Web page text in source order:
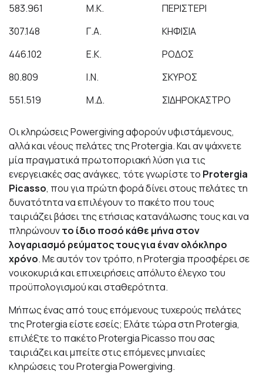
583.961
Μ.Κ.
ΠΕΡΙΣΤΕΡΙ
307.148
Γ.Α.
ΚΗΦΙΣΙΑ
446.102
Ε.Κ.
ΡΟΔΟΣ
80.809
Ι.Ν.
ΣΚΥΡΟΣ
551.519
Μ.Δ. ΣΙΔΗΡΟΚΑΣΤΡΟ
Οι κληρώσεις Powergiving αφορούν υφιστάμενους,
αλλά και νέους πελάτες της Protergia. Και αν ψάχνετε
μία πραγματικά πρωτοποριακή λύση για τις
ενεργειακές σας ανάγκες, τότε γνωρίστε το Protergia
Picasso, που για πρώτη φορά δίνει στους πελάτες τη
δυνατότητα να επιλέγουν το πακέτο που τους
ταιριάζει βάσει της ετήσιας κατανάλωσης τους και να
πληρώνουντο ίδιο ποσό κάθε μήνα στον
λογαριασμό ρεύματος τους για έναν ολόκληρο
χρόνο. Με αυτόν τον τρόπο, η Protergia προσφέρει σε
νοικοκυριάκαιεπιχειρήσειςαπόλυτο έλεγχο του
προϋπολογισμού και σταθερότητα.
Μήπως ένας από τους επόμενους τυχερούς πελάτες
της Protergia είστε εσείς; Ελάτε τώρα στη Protergia,
επιλέξτε το πακέτο Protergia Picasso που σας
ταιριάζει και μπείτε στις επόμενες μηνιαίες
κληρώσεις του Protergia Powergiving.